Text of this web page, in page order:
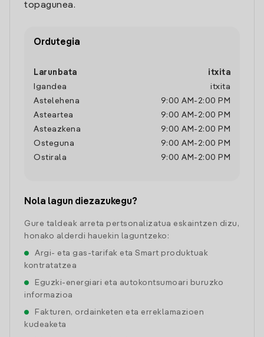
topagunea.
Ordutegia
Larunbata
itxita
Igandea
itxita
Astelehena
9:00 AM - 2:00 PM
Asteartea
9:00 AM - 2:00 PM
Asteazkena
9:00 AM - 2:00 PM
Osteguna
9:00 AM - 2:00 PM
Ostirala
9:00 AM - 2:00 PM
Nola lagun diezazukegu?
Gure taldeak arreta pertsonalizatua eskaintzen dizu,
honako alderdi hauekin laguntzeko:
Argi- eta gas-tarifak eta Smart produktuak
kontratatzea
Eguzki-energiari eta autokontsumoari buruzko
informazioa
Fakturen, ordainketen eta erreklamazioen
kudeaketa